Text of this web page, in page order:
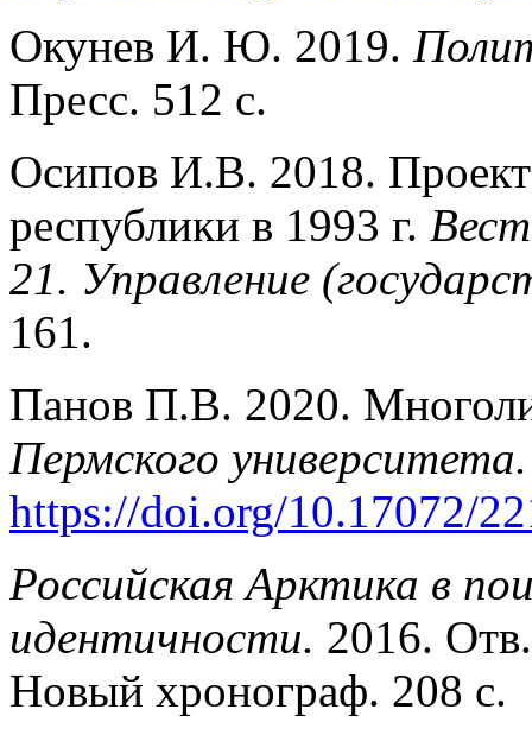
Окунев И. Ю. 2019.
Пресс. 512 с.
Осипов И.В. 2018. Проект
республики в 1993 г.
21. Управление
161.
Панов П.В. 2020.
Пермского
https://doi.org/10.17072/
Российская Арктика в
идентичности. 2016.
Новый хронограф. 208 c.